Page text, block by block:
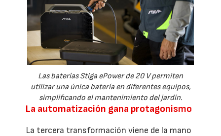
Las baterías Stiga ePower de 20 V permiten
utilizar una única batería en diferentes equipos,
simplificando el mantenimiento del jardín.
La automatización gana protagonismo
La tercera transformación viene de la mano